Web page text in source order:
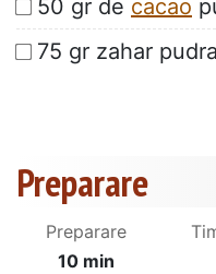
50 gr de cacao
75 gr zahar pudra
Preparare
Preparare
10 min